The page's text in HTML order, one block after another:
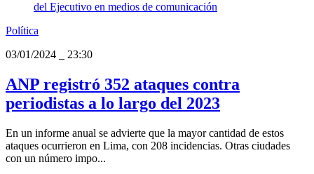
Política
03/01/2024
23:30
ANP registró 352 ataques contra
periodistas a lo largo del 2023
En un informe anual se advierte que la mayor cantidad de estos
ataques ocurrieron en Lima, con 208 incidencias. Otras ciudades
con un número impo...